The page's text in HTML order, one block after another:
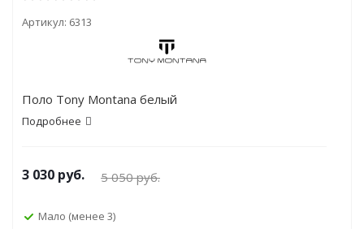
Артикул: 6313
Поло Tony Montana белый
Подробнее
5 050руб.
3 030 руб.
Мало (менее 3)